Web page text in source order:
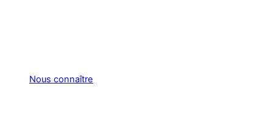
Nous connaître